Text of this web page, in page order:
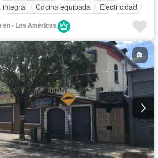
integral Cocina equipada
Electricidad
Garita de guardianía
Jardín
Vista panorámica
Hace 1 semana, 1 día en - Las Américas.